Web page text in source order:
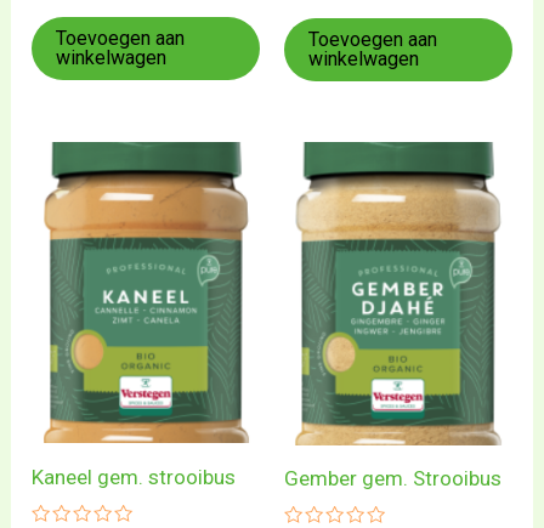
uit
5
Toevoegen aan
winkelwagen
uit
5
Toevoegen aan
winkelwagen
Kaneel gem. strooibus Gember gem. Strooibus